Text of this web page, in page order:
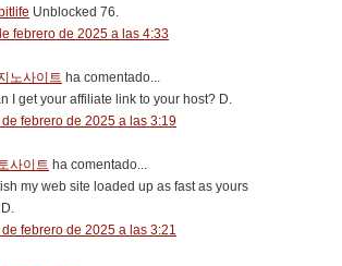
bitlife Unblocked 76.
febrero de 2025 a las 4:33
노사이트 ha comentado...
I get your affiliate link to your host? D.
febrero de 2025 a las 3:19
사이트 ha comentado...
my web site loaded up as fast as yours
febrero de 2025 a las 3:21